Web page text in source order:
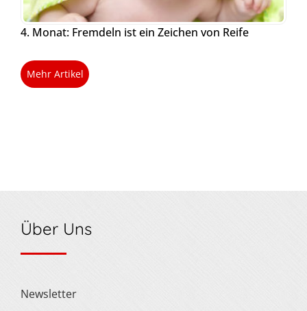
4. Monat: Fremdeln ist ein Zeichen von Reife
Mehr Artikel
Über Uns
Newsletter